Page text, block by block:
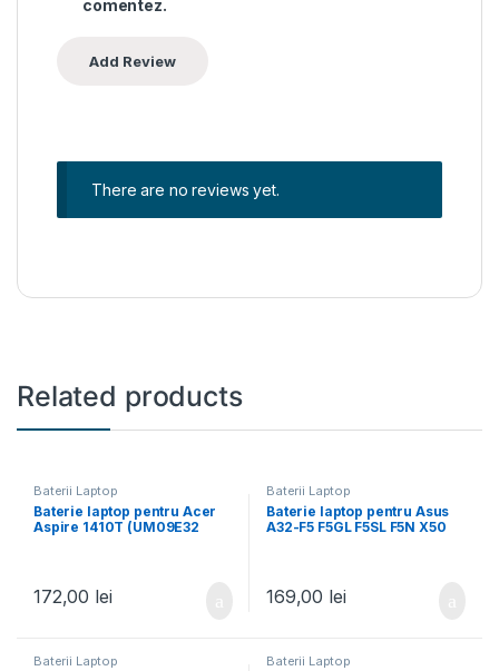
comentez.
There are no reviews yet.
Related products
Baterii Laptop
Baterie laptop pentru Acer
Aspire 1410T (UM09E32
172,00 lei
Baterii Laptop
Baterie laptop pentru Asus
A32-F5 F5GL F5SL F5N X50
169,00 lei
Baterii Laptop Baterii Laptop